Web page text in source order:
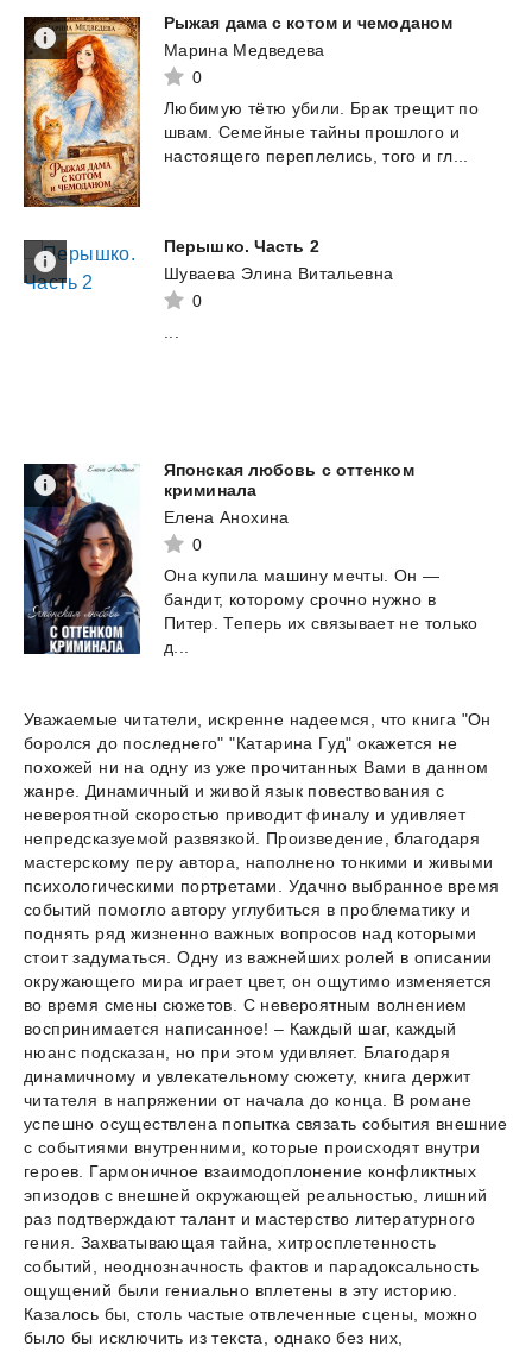
Рыжая дама с котом и чемоданом
Марина Медведева
0
Любимую тëтю убили. Брак трещит по
швам. Семейные тайны прошлого и
настоящего переплелись, того и гл...
Перышко. Часть 2
Шуваева Элина Витальевна
0
...
Японская любовь с оттенком
криминала
Елена Анохина
0
Она купила машину мечты. Он —
бандит, которому срочно нужно в
Питер. Теперь их связывает не только
д...
Уважаемые читатели, искренне надеемся, что книга "Он
боролся до последнего" "Катарина Гуд" окажется не
похожей ни на одну из уже прочитанных Вами в данном
жанре. Динамичный и живой язык повествования с
невероятной скоростью приводит финалу и удивляет
непредсказуемой развязкой. Произведение, благодаря
мастерскому перу автора, наполнено тонкими и живыми
психологическими портретами. Удачно выбранное время
событий помогло автору углубиться в проблематику и
поднять ряд жизненно важных вопросов над которыми
стоит задуматься. Одну из важнейших ролей в описании
окружающего мира играет цвет, он ощутимо изменяется
во время смены сюжетов. С невероятным волнением
воспринимается написанное! – Каждый шаг, каждый
нюанс подсказан, но при этом удивляет. Благодаря
динамичному и увлекательному сюжету, книга держит
читателя в напряжении от начала до конца. В романе
успешно осуществлена попытка связать события внешние
с событиями внутренними, которые происходят внутри
героев. Гармоничное взаимодоплонение конфликтных
эпизодов с внешней окружающей реальностью, лишний
раз подтверждают талант и мастерство литературного
гения. Захватывающая тайна, хитросплетенность
событий, неоднозначность фактов и парадоксальность
ощущений были гениально вплетены в эту историю.
Казалось бы, столь частые отвлеченные сцены, можно
было бы исключить из текста, однако без них,